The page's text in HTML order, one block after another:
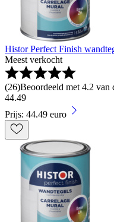
Histor Perfect Finish
Meest verkocht
(26)Beoordeeld met 4.2 van
44.49
Prijs: 44.49 euro